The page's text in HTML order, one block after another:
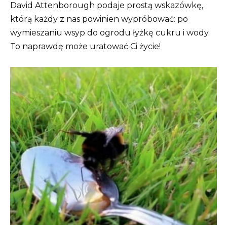
David Attenborough podaje prostą wskazówkę,
którą każdy z nas powinien wypróbować: po
wymieszaniu wsyp do ogrodu łyżkę cukru i wody.
To naprawdę może uratować Ci życie!